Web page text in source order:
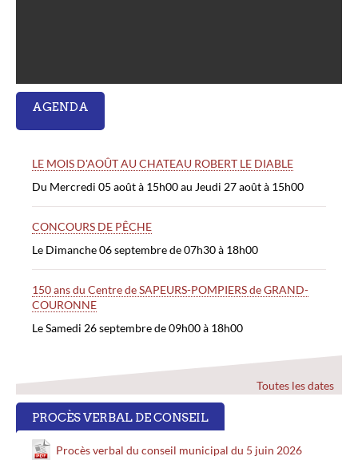
AGENDA
LE MOIS D'AOÛT AU CHATEAU ROBERT LE DIABLE
Du Mercredi 05 août à 15h00 au Jeudi 27 août à 15h00
CONCOURS DE PÊCHE
Le Dimanche 06 septembre de 07h30 à 18h00
150 ans du Centre de SAPEURS-POMPIERS de GRAND-
COURONNE
Le Samedi 26 septembre de 09h00 à 18h00
Toutes les dates
PROCÈS VERBAL DE CONSEIL
Procès verbal du conseil municipal du 5 juin 2026